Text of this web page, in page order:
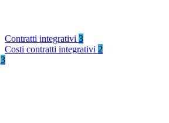
Contratti integrativi 3
Costi contratti integrativi 2
3